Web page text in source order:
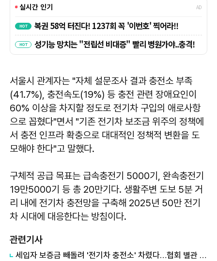
서울시 관계자는 "자체 설문조사 결과 충전소 부족
(41.7%), 충전속도(19%) 등 충전 관련 장애요인이
60% 이상을 차지할 정도로 전기차 구입의 애로사항
으로 꼽혔다"면서 "기존 전기차 보조금 위주의 정책에
서 충전 인프라 확충으로 대대적인 정책적 변환을 도
모해야 한다"고 말했다.
구체적 공급 목표는 급속충전기 5000기, 완속충전기
19만5000기 등 총 20만기다. 생활주변 도보 5분 거
리 내에 전기차 충전망을 구축해 2025년 50만 전기
차 시대에 대응한다는 방침이다.
관련기사
세입자 보증금 빼돌려 '전기차 충전소' 차렸다…협회 별관 임차 업체의 민낯